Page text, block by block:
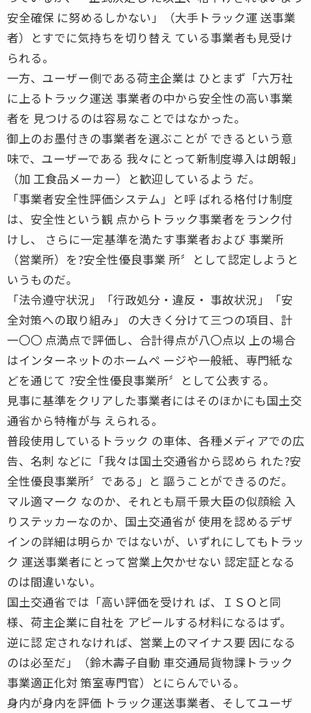
安全確保 に努めるしかない」（大手トラック運 送事業
者）とすでに気持ちを切り替え ている事業者も見受け
られる。
一方、ユーザー側である荷主企業は ひとまず「六万社
に上るトラック運送 事業者の中から安全性の高い事業
者を 見つけるのは容易なことではなかった。
御上のお墨付きの事業者を選ぶことが できるという意
味で、ユーザーである 我々にとって新制度導入は朗報」
（加 工食品メーカー）と歓迎しているよう だ。
「事業者安全性評価システム」と呼 ばれる格付け制度
は、安全性という観 点からトラック事業者をランク付
けし、 さらに一定基準を満たす事業者および 事業所
（営業所）を?安全性優良事業 所〞として認定しようと
いうものだ。
「法令遵守状況」「行政処分・違反・ 事故状況」「安
全対策への取り組み」 の大きく分けて三つの項目、計
一〇〇 点満点で評価し、合計得点が八〇点以 上の場合
はインターネットのホームペ ージや一般紙、専門紙な
どを通じて ?安全性優良事業所〞として公表する。
見事に基準をクリアした事業者にはそのほかにも国土交
通省から特権が与 えられる。
普段使用しているトラック の車体、各種メディアでの広
告、名刺 などに「我々は国土交通省から認めら れた?安
全性優良事業所〞である」と 謳うことができるのだ。
マル適マーク なのか、それとも扇千景大臣の似顔絵 入
りステッカーなのか、国土交通省が 使用を認めるデザ
インの詳細は明らか ではないが、いずれにしてもトラッ
ク 運送事業者にとって営業上欠かせない 認定証となる
のは間違いない。
国土交通省では「高い評価を受けれ ば、ＩＳＯと同
様、荷主企業に自社を アピールする材料になるはず。
逆に認 定されなければ、営業上のマイナス要 因になる
のは必至だ」（鈴木壽子自動 車交通局貨物課トラック
事業適正化対 策室専門官）とにらんでいる。
身内が身内を評価 トラック運送事業者、そしてユーザ